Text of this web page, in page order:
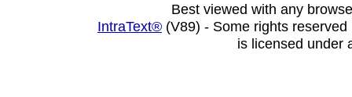
Best viewed with any
IntraText® (V89) - Some rights
is licensed under